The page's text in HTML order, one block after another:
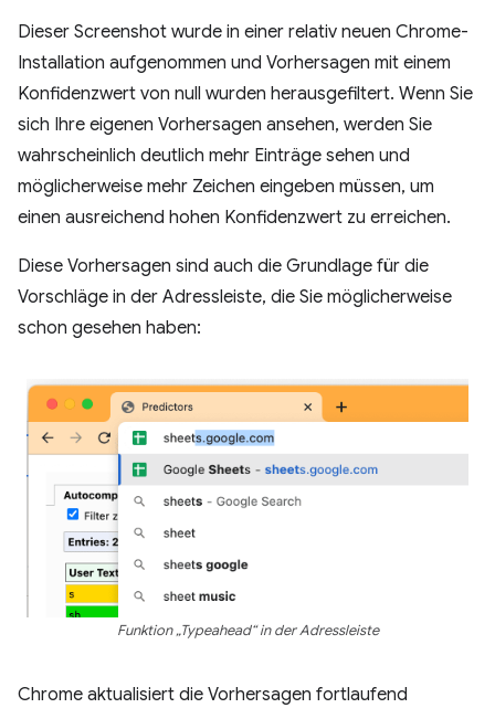
Dieser Screenshot wurde in einer relativ neuen Chrome-
Installation aufgenommen und Vorhersagen mit einem
Konfidenzwert von null wurden herausgefiltert. Wenn Sie
sich Ihre eigenen Vorhersagen ansehen, werden Sie
wahrscheinlich deutlich mehr Einträge sehen und
möglicherweise mehr Zeichen eingeben müssen, um
einen ausreichend hohen Konfidenzwert zu erreichen.
Diese Vorhersagen sind auch die Grundlage für die
Vorschläge in der Adressleiste, die Sie möglicherweise
schon gesehen haben:
Funktion „Typeahead“ in der Adressleiste
Chrome aktualisiert die Vorhersagen fortlaufend